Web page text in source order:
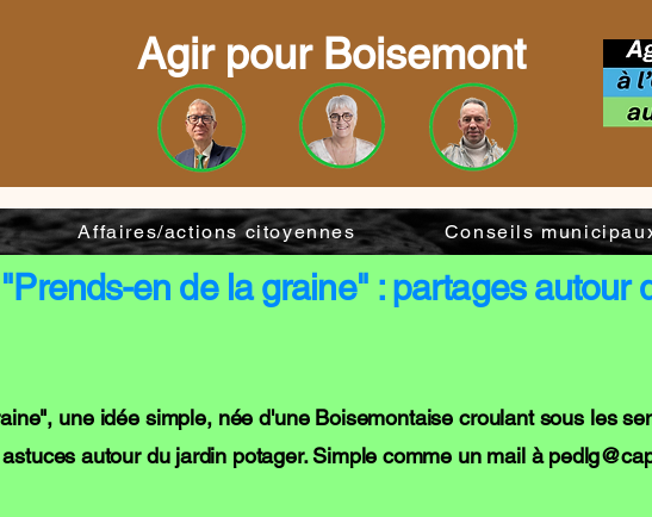
Agir pour Boisemont
Affaires/actions citoyennes Conseils
"Prends-en de la graine" : partages autour
une idée simple, née d'une Boisemontaise croulant sous les
autour du jardin potager. Simple comme un mail à